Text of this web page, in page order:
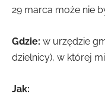
29 marca może nie
Gdzie: w urzędzie
dzielnicy), w której
Jak: